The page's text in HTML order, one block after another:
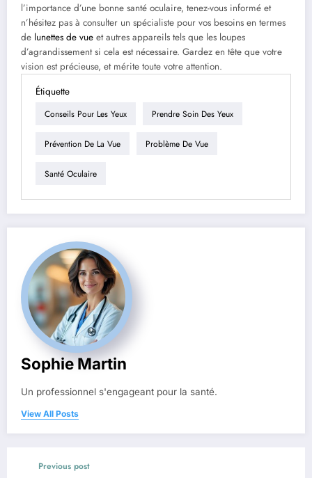
l’importance d’une bonne santé oculaire, tenez-vous informé et
n’hésitez pas à consulter un spécialiste pour vos besoins en termes
de lunettes de vue et autres appareils tels que les loupes
d’agrandissement si cela est nécessaire. Gardez en tête que votre
vision est précieuse, et mérite toute votre attention.
Étiquette
Conseils Pour Les Yeux Prendre Soin Des Yeux
Prévention De La Vue Problème De Vue
Santé Oculaire
Sophie Martin
Un professionnel s'engageant pour la santé.
View All Posts
Previous post